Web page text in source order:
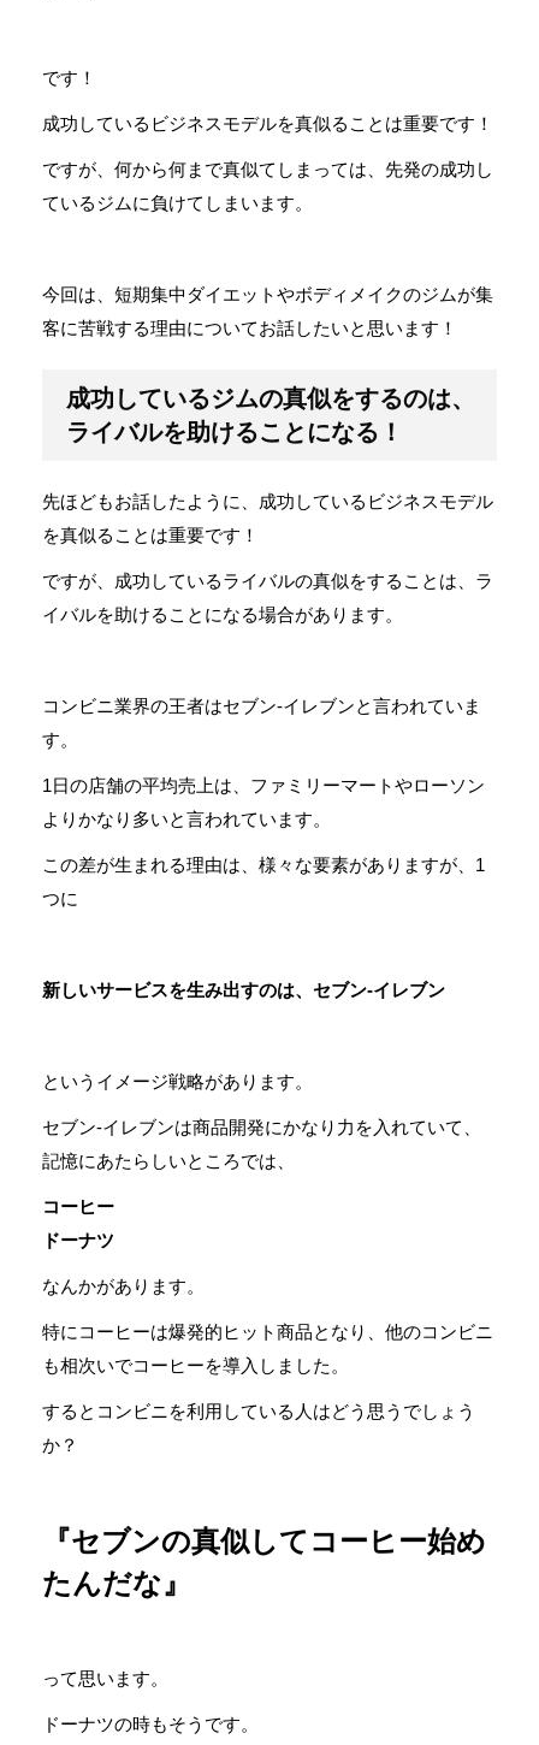
です！
成功しているビジネスモデルを真似ることは重要です！
ですが、何から何まで真似てしまっては、先発の成功し
ているジムに負けてしまいます。
今回は、短期集中ダイエットやボディメイクのジムが集
客に苦戦する理由についてお話したいと思います！
成功しているジムの真似をするのは、
ライバルを助けることになる！
先ほどもお話したように、成功しているビジネスモデル
を真似ることは重要です！
ですが、成功しているライバルの真似をすることは、ラ
イバルを助けることになる場合があります。
コンビニ業界の王者はセブン-イレブンと言われていま
す。
1日の店舗の平均売上は、ファミリーマートやローソン
よりかなり多いと言われています。
この差が生まれる理由は、様々な要素がありますが、1
つに
新しいサービスを生み出すのは、セブン-イレブン
というイメージ戦略があります。
セブン-イレブンは商品開発にかなり力を入れていて、
記憶にあたらしいところでは、
コーヒー
ドーナツ
なんかがあります。
特にコーヒーは爆発的ヒット商品となり、他のコンビニ
も相次いでコーヒーを導入しました。
するとコンビニを利用している人はどう思うでしょう
か？
『セブンの真似してコーヒー始め
たんだな』
って思います。
ドーナツの時もそうです。